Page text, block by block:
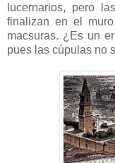
lucernarios, pero
finalizan en el
macsuras. ¿Es un
pues las cúpulas no